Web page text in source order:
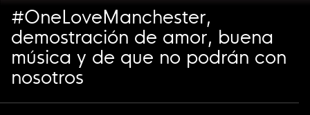
#OneLoveManchester,
demostración de amor, buena
música y de que no podrán con
nosotros